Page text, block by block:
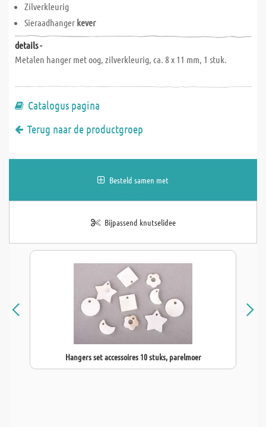
Zilverkleurig
Sieraadhanger kever
details -
Metalen hanger met oog, zilverkleurig, ca. 8 x 11 mm, 1 stuk.
Catalogus pagina
Terug naar de productgroep
Besteld samen met
Bijpassend knutselidee
Hangers set accessoires 10 stuks, parelmoer